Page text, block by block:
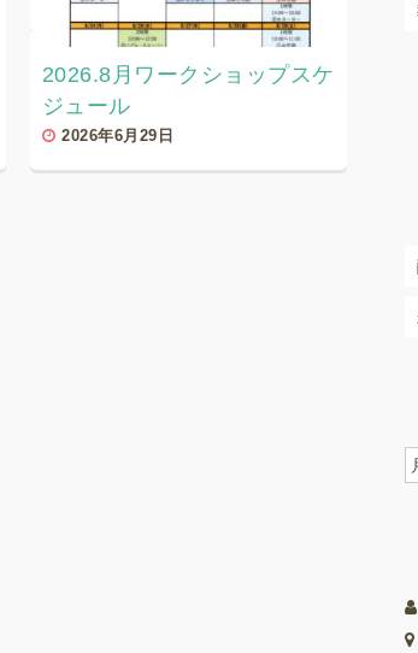
2026.8月ワークショップスケ
ジュール
2026年6月29日